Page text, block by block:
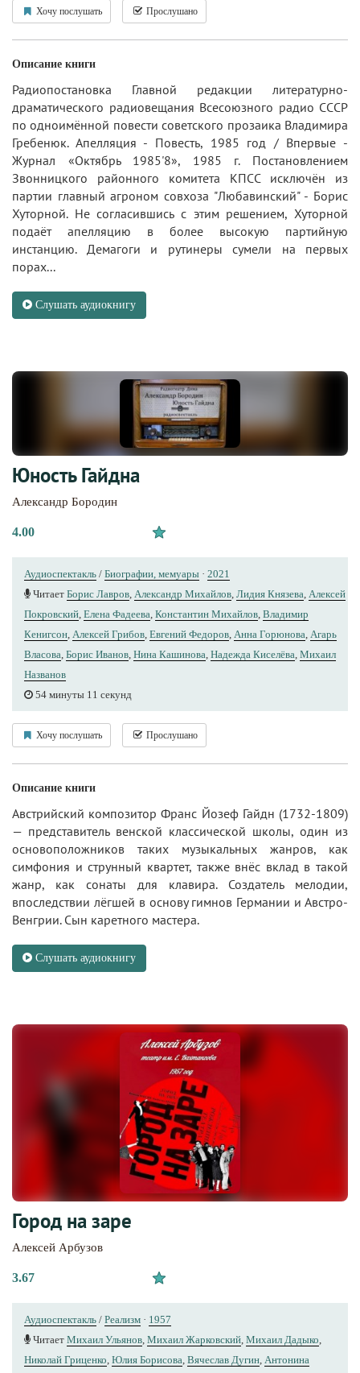
Хочу послушать Прослушано
Описание книги
Радиопостановка Главной редакции литературно-
драматического радиовещания Всесоюзного радио СССР
по одноимённой повести советского прозаика Владимира
Гребенюк. Апелляция - Повесть, 1985 год / Впервые -
Журнал «Октябрь 1985'8», 1985 г. Постановлением
Звонницкого районного комитета КПСС исключён из
партии главный агроном совхоза "Любавинский" - Борис
Хуторной. Не согласившись с этим решением, Хуторной
подаёт апелляцию в более высокую партийную
инстанцию. Демагоги и рутинеры сумели на первых
порах...
Слушать аудиокнигу
Юность Гайдна
Александр Бородин
4.00
Аудиоспектакль / Биографии, мемуары · 2021
Читает Борис Лавров, Александр Михайлов, Лидия Князева, Алексей
Покровский, Елена Фадеева, Константин Михайлов, Владимир
Кенигсон, Алексей Грибов, Евгений Федоров, Анна Горюнова, Агарь
Власова, Борис Иванов, Нина Кашинова, Надежда Киселёва, Михаил
Названов
54 минуты 11 секунд
Хочу послушать Прослушано
Описание книги
Австрийский композитор Франс Йозеф Гайдн (1732-1809)
— представитель венской классической школы, один из
основоположников таких музыкальных жанров, как
симфония и струнный квартет, также внёс вклад в такой
жанр, как сонаты для клавира. Создатель мелодии,
впоследствии лёгшей в основу гимнов Германии и Австро-
Венгрии. Сын каретного мастера.
Слушать аудиокнигу
Город на заре
Алексей Арбузов
3.67
Аудиоспектакль / Реализм · 1957
Читает Михаил Ульянов, Михаил Жарковский, Михаил Дадыко,
Николай Гриценко, Юлия Борисова, Вячеслав Дугин, Антонина